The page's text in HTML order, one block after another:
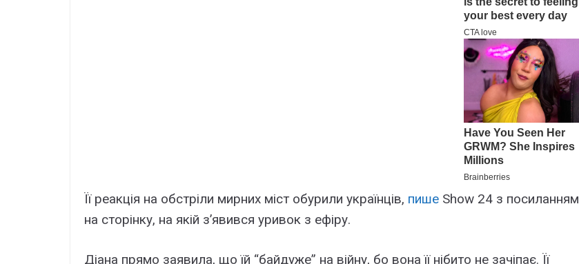
Її реакція на обстріли мирних міст обурили українців, пише Show 24 з посиланням
на сторінку, на якій з’явився уривок з ефіру.
Діана прямо заявила, що їй “байдуже” на війну, бо вона її нібито не зачіпає. Її